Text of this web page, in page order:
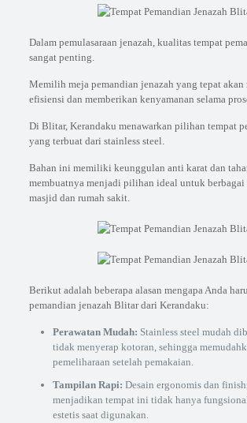
Dalam pemulasaraan jenazah, kualitas tempat
sangat penting.
Memilih meja pemandian jenazah yang tepat
efisiensi dan memberikan kenyamanan selama
Di Blitar, Kerandaku menawarkan pilihan tempat
yang terbuat dari stainless steel.
Bahan ini memiliki keunggulan anti karat dan
membuatnya menjadi pilihan ideal untuk berbagai
masjid dan rumah sakit.
Berikut adalah beberapa alasan mengapa Anda
pemandian jenazah Blitar dari Kerandaku:
Perawatan Mudah: Stainless steel mudah
tidak menyerap kotoran, sehingga
pemeliharaan setelah pemakaian.
Tampilan Rapi: Desain ergonomis dan
menjadikan tempat ini tidak hanya
estetis saat digunakan.